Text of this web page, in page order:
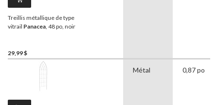
Treillis métallique de type
vitrail Panacea , 48 po, noir
29,99 $
Métal 0,87 po